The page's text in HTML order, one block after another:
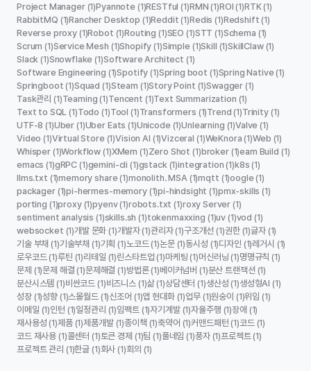
Project Manager (1)Pyannote (1)RESTful (1)RMN (1)ROI (1)RTK (1)
RabbitMQ (1)Rancher Desktop (1)Reddit (1)Redis (1)Redshift (1)
Reverse proxy (1)Robot (1)Routing (1)SEO (1)STT (1)Schema (1)
Scrum (1)Service Mesh (1)Shopify (1)Simple (1)Skill (1)SkillClaw (1)
Slack (1)Snowflake (1)Software Architect (1)
Software Engineering (1)Spotify (1)Spring boot (1)Spring Native (1)
Springboot (1)Squad (1)Steam (1)Story Point (1)Swagger (1)
Task관리 (1)Teaming (1)Tencent (1)Text Summarization (1)
Text to SQL (1)Todo (1)Tool (1)Transformers (1)Trend (1)Trinity (1)
UTF-8 (1)Uber (1)Uber Eats (1)Unicode (1)Unlearning (1)Valve (1)
Video (1)Virtual Store (1)Vision AI (1)Vizceral (1)WeKnora (1)Web (1)
Whisper (1)Workflow (1)XMem (1)Zero Shot (1)broker (1)eam Build (1)
emacs (1)gRPC (1)gemini-cli (1)gstack (1)integration (1)k8s (1)
llms.txt (1)memory share (1)monolith. MSA (1)mqtt (1)oogle (1)
packager (1)pi-hermes-memory (1)pi-hindsight (1)pmx-skills (1)
porting (1)proxy (1)pyenv (1)robots.txt (1)roxy Server (1)
sentiment analysis (1)skills.sh (1)tokenmaxxing (1)uv (1)vod (1)
websocket (1)개발 문화 (1)개발자 (1)관리자 (1)구조개선 (1)권한 (1)글자 (1)
기술 부채 (1)기술부채 (1)기획 (1)노코드 (1)논문 (1)동시성 (1)디자인 (1)레거시 (1)
로우코드 (1)루틴 (1)리테일 (1)린스타트업 (1)마케팅 (1)머신러닝 (1)명명규칙 (1)
문제 (1)문제 해결 (1)문제해결 (1)방법론 (1)베이커넘버 (1)분산 트랜잭션 (1)
분산시스템 (1)비싼코드 (1)비즈니스 (1)삶 (1)상담센터 (1)생산성 (1)생성형AI (1)
성장 (1)성향 (1)스몰월드 (1)신조어 (1)앱 현대화 (1)업무 (1)원숭이 (1)위임 (1)
이메일 (1)인턴 (1)일정관리 (1)임팩트 (1)자기계발 (1)자율주행 (1)장애 (1)
재사용성 (1)제품 (1)제품개발 (1)종이책 (1)축약어 (1)커맨드패턴 (1)코드 (1)
코드 재사용 (1)콜센터 (1)토큰 경제 (1)팀 (1)풀네임 (1)풍자 (1)프로젝트 (1)
프로젝트 관리 (1)한글 (1)회사 (1)회의 (1)